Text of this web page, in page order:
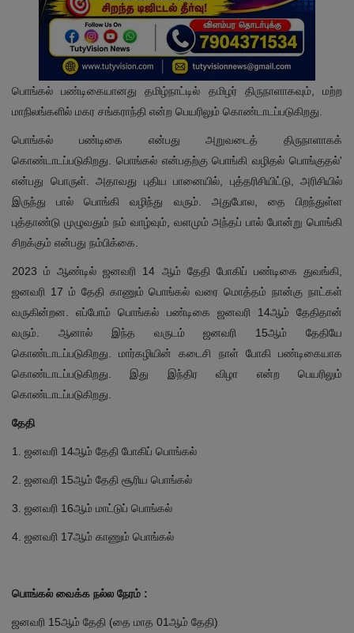
பொங்கல் பண்டிகையானது தமிழ்நாட்டில் தமிழர் திருநாளாகவும், மற்ற
மாநிலங்களில் மகர சங்கராந்தி என்ற பெயரிலும் கொண்டாடப்படுகிறது.
பொங்கல் பண்டிகை என்பது அறுவடைத் திருநாளாகக்
கொண்டாடப்படுகிறது. பொங்கல் என்பதற்கு பொங்கி வழிதல் பொங்குதல்'
என்பது பொருள். அதாவது புதிய பானையில், புத்தரிசியிட்டு, அரிசியில்
இருந்து பால் பொங்கி வழிந்து வரும். அதுபோல, தை பிறந்துள்ள
புத்தாண்டு முழுவதும் நம் வாழ்வும், வளமும் அந்தப் பால் போன்று பொங்கி
சிறக்கும் என்பது நம்பிக்கை.
2023 ம் ஆண்டில் ஜனவரி 14 ஆம் தேதி போகிப் பண்டிகை துவங்கி,
ஜனவரி 17 ம் தேதி காணும் பொங்கல் வரை மொத்தம் நான்கு நாட்கள்
வருகின்றன. எப்போம் பொங்கல் பண்டிகை ஜனவரி 14ஆம் தேதிதான்
வரும். ஆனால் இந்த வருடம் ஜனவரி 15ஆம் தேதியே
கொண்டாடப்படுகிறது. மார்கழியின் கடைசி நாள் போகி பண்டிகையாக
கொண்டாடப்படுகிறது. இது இந்திர விழா என்ற பெயரிலும்
கொண்டாடப்படுகிறது.
தேதி
1. ஜனவரி 14ஆம் தேதி போகிப் பொங்கல்
2. ஜனவரி 15ஆம் தேதி சூரிய பொங்கல்
3. ஜனவரி 16ஆம் மாட்டுப் பொங்கல்
4. ஜனவரி 17ஆம் காணும் பொங்கல்
பொங்கல் வைக்க நல்ல நேரம் :
ஜனவரி 15ஆம் தேதி (தை மாத 01ஆம் தேதி)